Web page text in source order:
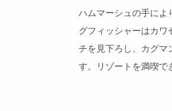
ハムマーシュの手によ
グフィッシャーはカワ
チを見下ろし、カグマ
す。リゾートを満喫で